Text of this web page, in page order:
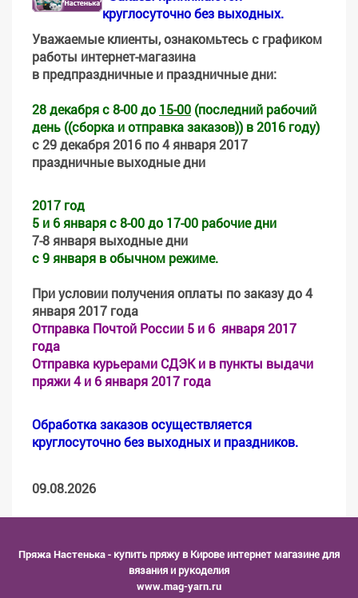
круглосуточно без выходных.
Уважаемые клиенты, ознакомьтесь с графиком
работы интернет-магазина
в предпраздничные и праздничные дни:
28 декабря с 8-00 до 15-00 (последний рабочий
день ((сборка и отправка заказов)) в 2016 году)
с 29 декабря 2016 по 4 января 2017
праздничные выходные дни
2017 год
5 и 6 января с 8-00 до 17-00 рабочие дни
7-8 января выходные дни
с 9 января в обычном режиме.
При условии получения оплаты по заказу до 4
января 2017 года
Отправка Почтой России 5 и 6 января 2017
года
Отправка курьерами СДЭК и в пункты выдачи
пряжи 4 и 6 января 2017 года
Обработка заказов осуществляется
круглосуточно без выходных и праздников.
09.08.2026
Пряжа Настенька- купить пряжу в Кирове интернет магазине для
вязания и рукоделия
www.mag-yarn.ru